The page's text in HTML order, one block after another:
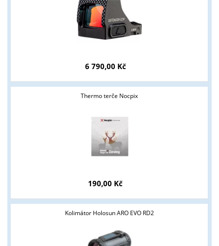
6 790,00 Kč
Thermo terče Nocpix
190,00 Kč
Kolimátor Holosun ARO EVO RD2